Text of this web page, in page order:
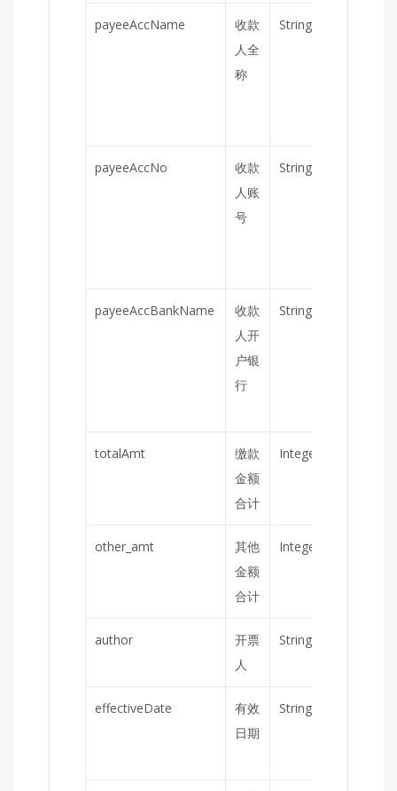
payeeAccName
收款
人全
称
String
payeeAccNo
收款
人账
号
String
payeeAccBankName
收款
人开
户银
行
String
totalAmt
缴款
金额
合计
Integer
other_amt
其他
金额
合计
Integer
author
开票
人
String
effectiveDate
有效
日期
String